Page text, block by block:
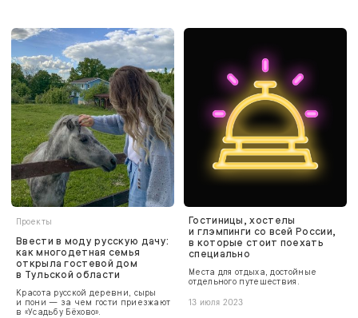
Проекты
Ввести в моду русскую дачу:
как многодетная семья
открыла гостевой дом
в Тульской области
Красота русской деревни, сыры
и пони — за чем гости приезжают
в «Усадьбу Бёхово».
Гостиницы, хостелы
и глэмпинги со всей России,
в которые стоит поехать
специально
Места для отдыха, достойные
отдельного путешествия.
13 июля 2023